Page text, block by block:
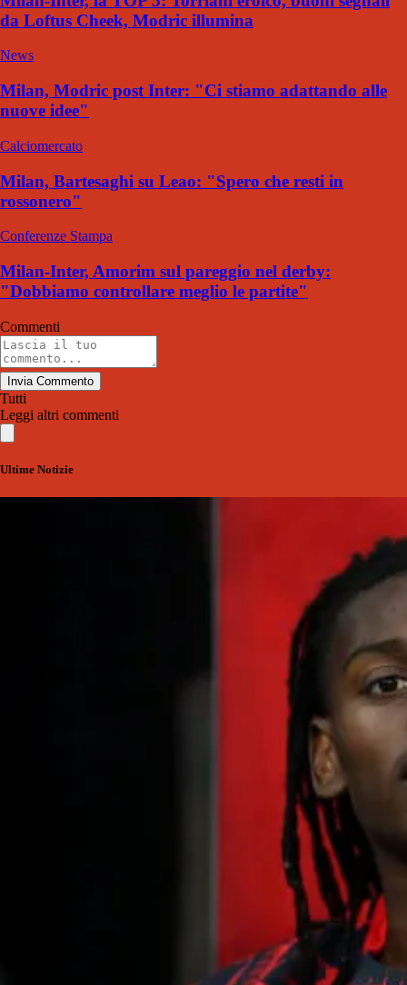
da Loftus Cheek, Modric illumina
News
Milan, Modric post Inter: "Ci stiamo adattando alle
nuove idee"
Calciomercato
Milan, Bartesaghi su Leao: "Spero che resti in
rossonero"
Conferenze Stampa
Milan-Inter, Amorim sul pareggio nel derby:
"Dobbiamo controllare meglio le partite"
Commenti
Invia Commento
Tutti
Leggi altri commenti
Ultime Notizie